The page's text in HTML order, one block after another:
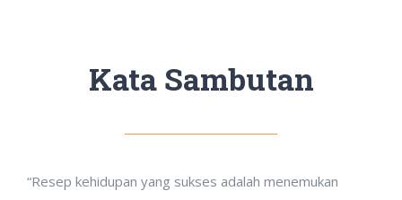
Kata Sambutan
“Resep kehidupan yang sukses adalah menemukan